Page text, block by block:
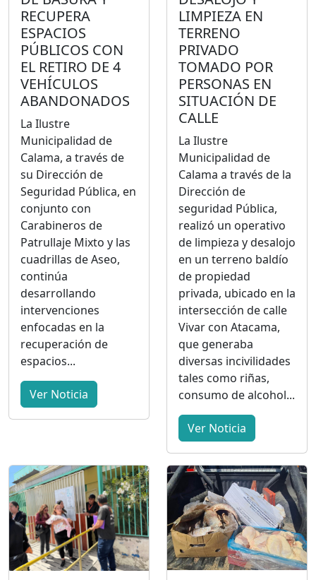
RECUPERA
ESPACIOS
PÚBLICOS CON
EL RETIRO DE 4
VEHÍCULOS
ABANDONADOS
La Ilustre
Municipalidad de
Calama, a través de
su Dirección de
Seguridad Pública, en
conjunto con
Carabineros de
Patrullaje Mixto y las
cuadrillas de Aseo,
continúa
desarrollando
intervenciones
enfocadas en la
recuperación de
espacios...
Ver Noticia
LIMPIEZA EN
TERRENO
PRIVADO
TOMADO POR
PERSONAS EN
SITUACIÓN DE
CALLE
La Ilustre
Municipalidad de
Calama a través de la
Dirección de
seguridad Pública,
realizó un operativo
de limpieza y desalojo
en un terreno baldío
de propiedad
privada, ubicado en la
intersección de calle
Vivar con Atacama,
que generaba
diversas incivilidades
tales como riñas,
consumo de alcohol...
Ver Noticia